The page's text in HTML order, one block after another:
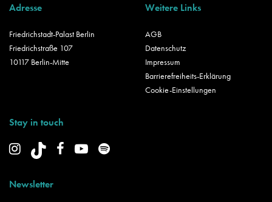
Adresse
Friedrichstadt-Palast Berlin
Friedrichstraße 107
10117 Berlin-Mitte
Weitere Links
AGB
Datenschutz
Impressum
Barrierefreiheits-Erklärung
Cookie-Einstellungen
Stay in touch
Newsletter